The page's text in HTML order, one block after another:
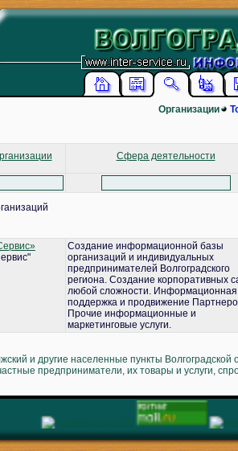
Организации
Сфера деятельности
Создание информационной базы
организаций и индивидуальных
предпринимателей Волгоградского
региона. Создание корпоративных
любой сложности. Информационная
поддержка и продвижение
Прочие информационные и
маркетинговые услуги.
и другие населенные пункты Волгоградской
предприниматели, их товары и услуги,